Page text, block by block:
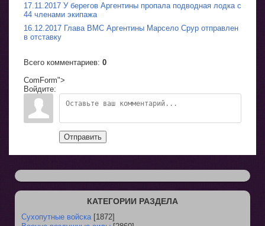
17.11.2017 У берегов Аргентины пропала подводная лодка с
44 членами экипажа
16.12.2017 Глава ВМС Аргентины Марсело Срур отправлен
в отставку
Всего комментариев: 0
ComForm">
Войдите:
Отправить
КАТЕГОРИИ РАЗДЕЛА
Сухопутные войска [1872]